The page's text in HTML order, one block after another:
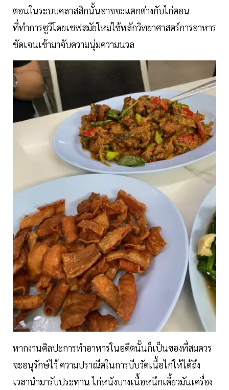
ตอนในระบบคลาสสิกนั้นอาจจะแตกต่างกับไก่ตอน
ที่ทำการซูวีโดยเชฟสมัยใหม่ใช้หลักวิทยาศาสตร์การอาหาร
ชัดเจนเข้ามาจับความนุ่มความนวล
หากงานศิลปะการทำอาหารในอดีตนั้นก็เป็นของที่สมควร
จะอนุรักษ์ไว้ ความปราณีตในการบีบวัดเนื้อไก่ให้ได้ถึง
เวลานำมารับประทาน ไก่หนังบางเนื้อหนึกเคี้ยวมันเครื่อง